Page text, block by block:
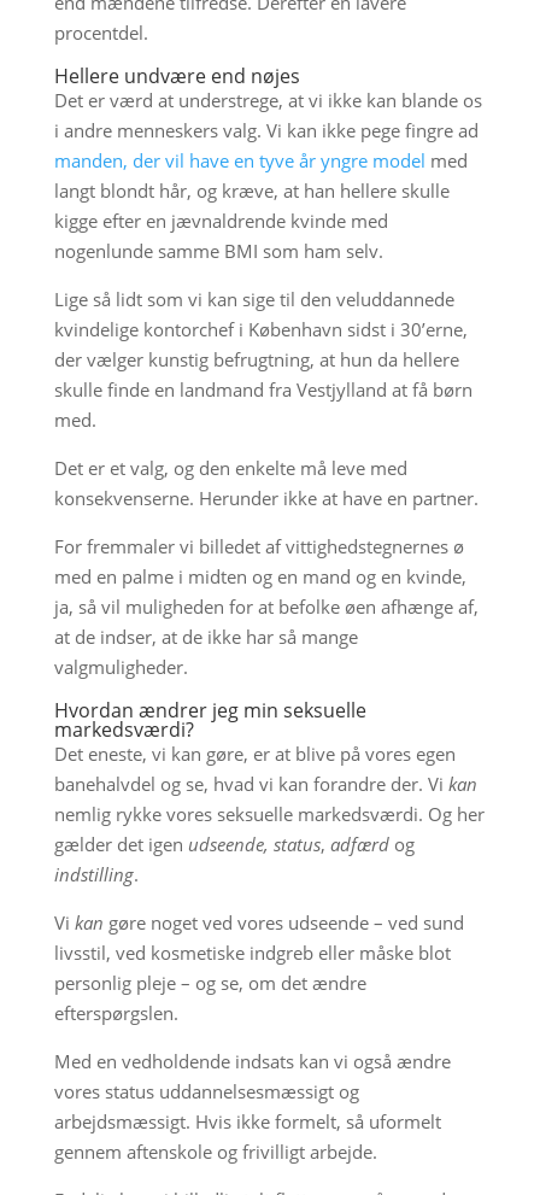
procentdel.
Hellere undvære end nøjes
Det er værd at understrege, at vi ikke kan blande os
i andre menneskers valg. Vi kan ikke pege fingre ad
manden, der vil have en tyve år yngre model med
langt blondt hår, og kræve, at han hellere skulle
kigge efter en jævnaldrende kvinde med
nogenlunde samme BMI som ham selv.
Lige så lidt som vi kan sige til den veluddannede
kvindelige kontorchef i København sidst i 30’erne,
der vælger kunstig befrugtning, at hun da hellere
skulle finde en landmand fra Vestjylland at få børn
med.
Det er et valg, og den enkelte må leve med
konsekvenserne. Herunder ikke at have en partner.
For fremmaler vi billedet af vittighedstegnernes ø
med en palme i midten og en mand og en kvinde,
ja, så vil muligheden for at befolke øen afhænge af,
at de indser, at de ikke har så mange
valgmuligheder.
Hvordan ændrer jeg min seksuelle
markedsværdi?
Det eneste, vi kan gøre, er at blive på vores egen
banehalvdel og se, hvad vi kan forandre der. Vi kan
nemlig rykke vores seksuelle markedsværdi. Og her
gælder det igen udseende, status, adfærdog
indstilling.
Vi kan gøre noget ved vores udseende – ved sund
livsstil, ved kosmetiske indgreb eller måske blot
personlig pleje – og se, om det ændre
efterspørgslen.
Med en vedholdende indsats kan vi også ændre
vores status uddannelsesmæssigt og
arbejdsmæssigt. Hvis ikke formelt, så uformelt
gennem aftenskole og frivilligt arbejde.